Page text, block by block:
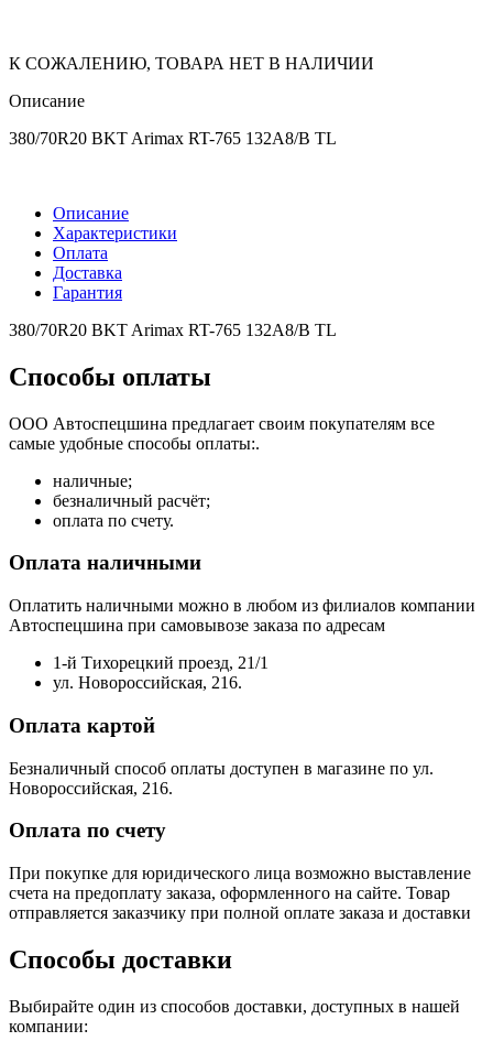
К СОЖАЛЕНИЮ, ТОВАРА НЕТ В НАЛИЧИИ
Описание
380/70R20 BKT Arimax RT-765 132A8/B TL
Описание
Характеристики
Оплата
Доставка
Гарантия
380/70R20 BKT Arimax RT-765 132A8/B TL
Способы оплаты
ООО Автоспецшина предлагает своим покупателям все
самые удобные способы оплаты:.
наличные;
безналичный расчёт;
оплата по счету.
Оплата наличными
Оплатить наличными можно в любом из филиалов компании
Автоспецшина при самовывозе заказа по адресам
1-й Тихорецкий проезд, 21/1
ул. Новороссийская, 216.
Оплата картой
Безналичный способ оплаты доступен в магазине по ул.
Новороссийская, 216.
Оплата по счету
При покупке для юридического лица возможно выставление
счета на предоплату заказа, оформленного на сайте. Товар
отправляется заказчику при полной оплате заказа и доставки
Способы доставки
Выбирайте один из способов доставки, доступных в нашей
компании: